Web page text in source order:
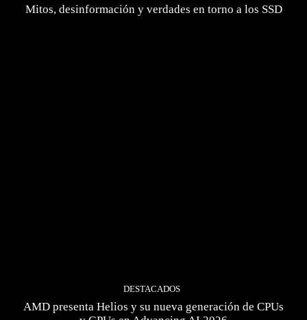
Mitos, desinformación y verdades en torno a los SSD
DESTACADOS
AMD presenta Helios y su nueva generación de CPUs